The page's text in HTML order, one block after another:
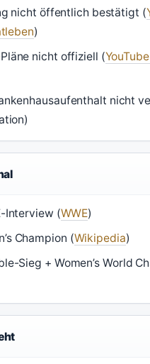
nicht öffentlich bestätigt (
)
nicht offiziell (
nicht
Interview (WWE)
Champion (Wikipedia)
Sieg + Women’s World